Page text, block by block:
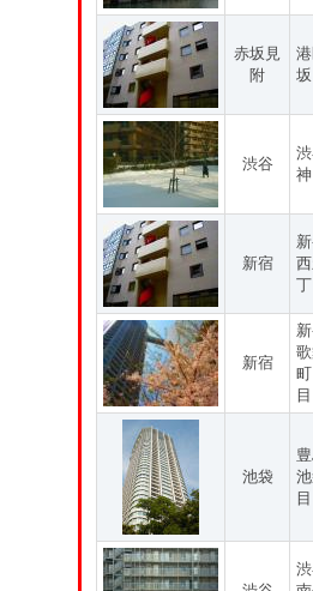
赤坂見
附
渋谷
新宿
新宿
目
池袋
目